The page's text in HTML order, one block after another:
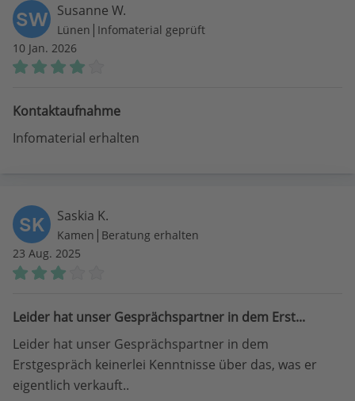
SW Susanne W.
Lünen | Infomaterial geprüft
10 Jan. 2026
Kontaktaufnahme
Infomaterial erhalten
SK Saskia K.
Kamen | Beratung erhalten
23 Aug. 2025
Leider hat unser Gesprächspartner in dem Erst...
Leider hat unser Gesprächspartner in dem
Erstgespräch keinerlei Kenntnisse über das, was er
eigentlich verkauft..